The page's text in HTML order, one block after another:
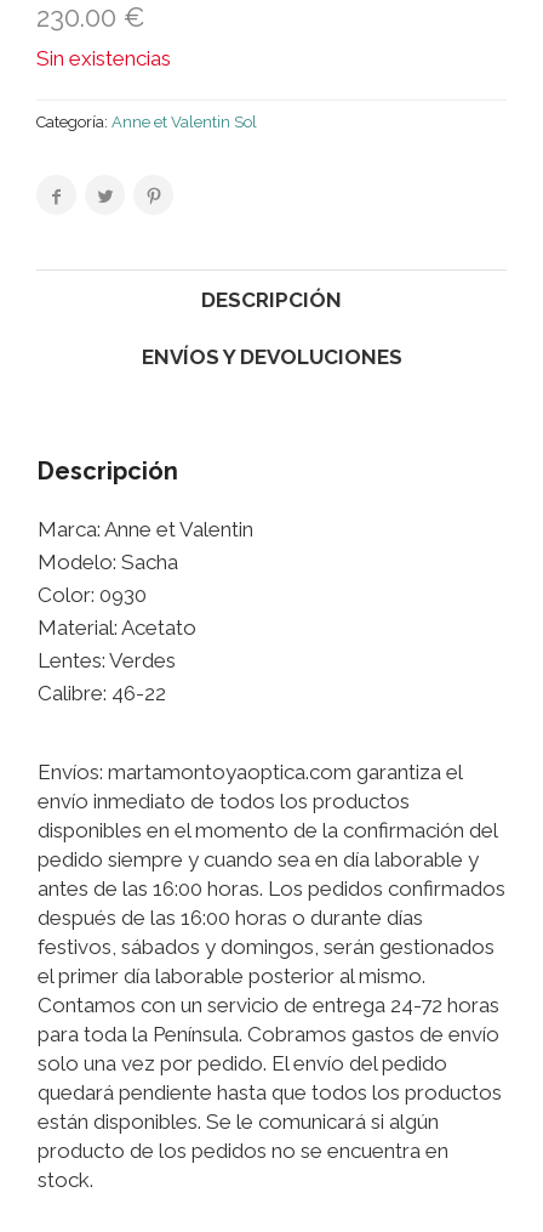
230.00 €
Sin existencias
Categoría: Anne et Valentin Sol
DESCRIPCIÓN
ENVÍOS Y DEVOLUCIONES
Descripción
Marca: Anne et Valentin
Modelo: Sacha
Color: 0930
Material: Acetato
Lentes: Verdes
Calibre: 46-22
Envíos: martamontoyaoptica.com garantiza el
envío inmediato de todos los productos
disponibles en el momento de la confirmación del
pedido siempre y cuando sea en día laborable y
antes de las 16:00 horas. Los pedidos confirmados
después de las 16:00 horas o durante días
festivos, sábados y domingos, serán gestionados
el primer día laborable posterior al mismo.
Contamos con un servicio de entrega 24-72 horas
para toda la Península. Cobramos gastos de envío
solo una vez por pedido. El envío del pedido
quedará pendiente hasta que todos los productos
están disponibles. Se le comunicará si algún
producto de los pedidos no se encuentra en
stock.